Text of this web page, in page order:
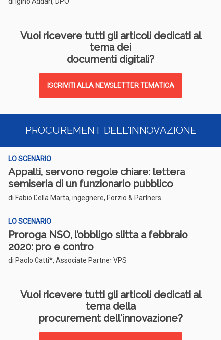
Vuoi ricevere tutti gli articoli dedicati al
tema dei
documenti digitali?
ISCRIVITI ALLA NEWSLETTER TEMATICA
PROCUREMENT DELL'INNOVAZIONE
LO SCENARIO
Appalti, servono regole chiare: lettera
semiseria di un funzionario pubblico
di Fabio Della Marta, ingegnere, Porzio & Partners
LO SCENARIO
Proroga NSO, l’obbligo slitta a febbraio
2020: pro e contro
di Paolo Catti*, Associate Partner VPS
Vuoi ricevere tutti gli articoli dedicati al
tema della
procurement dell'innovazione?